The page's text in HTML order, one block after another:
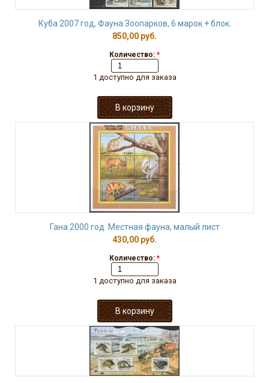
Куба 2007 год, Фауна Зоопарков, 6 марок + блок.
850,00 руб.
Количество: *
1 доступно для заказа
Гана 2000 год. Местная фауна, малый лист
430,00 руб.
Количество: *
1 доступно для заказа